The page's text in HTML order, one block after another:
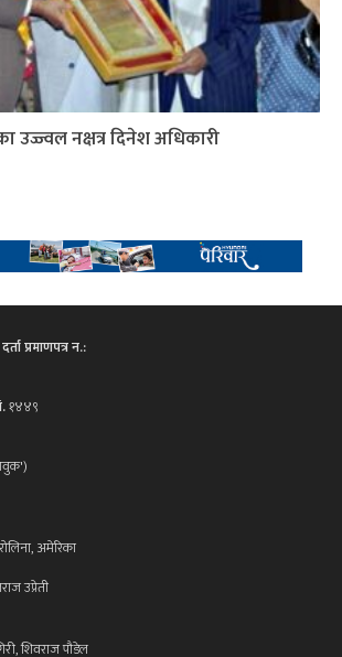
उज्ज्वल नक्षत्र दिनेश अधिकारी
प्रमाणपत्र न.:
१४४९
अमेरिका
उप्रेती
शिवराज पौडेल